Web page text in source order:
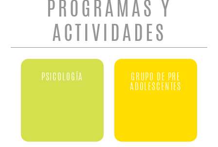
PROGRAMAS Y
ACTIVIDADES
PSICOLOGÍA
GRUPO DE PRE
ADOLESCENTES